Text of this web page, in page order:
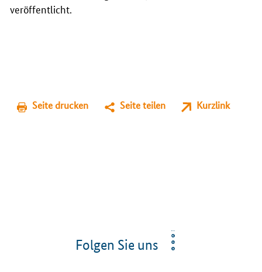
veröffentlicht.
Seite drucken Seite teilen Kurzlink
Folgen Sie uns